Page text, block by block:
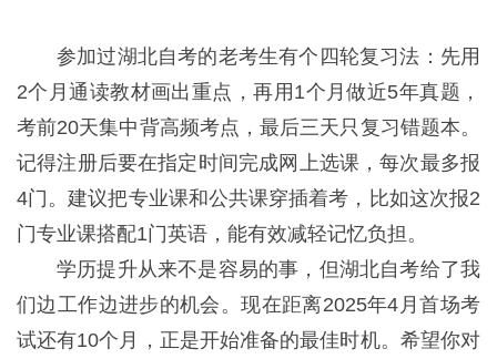
参加过湖北自考的老考生有个四轮复习法：先用
2个月通读教材画出重点，再用1个月做近5年真题，
考前20天集中背高频考点，最后三天只复习错题本。
记得注册后要在指定时间完成网上选课，每次最多报
4门。建议把专业课和公共课穿插着考，比如这次报2
门专业课搭配1门英语，能有效减轻记忆负担。
学历提升从来不是容易的事，但湖北自考给了我
们边工作边进步的机会。现在距离2025年4月首场考
试还有10个月，正是开始准备的最佳时机。希望你对